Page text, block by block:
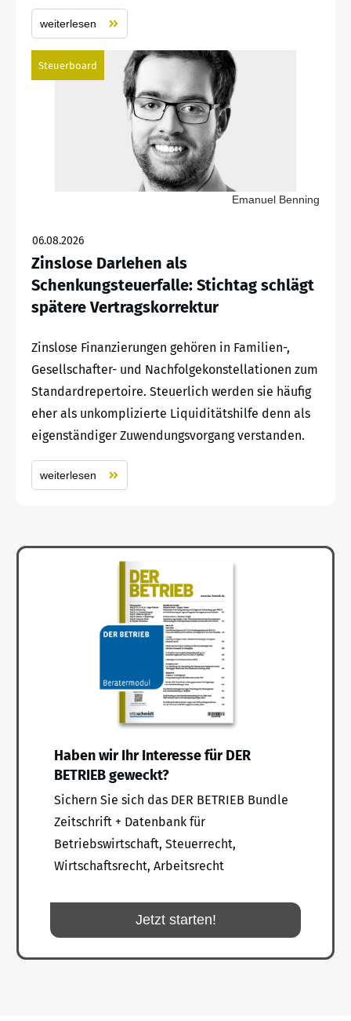
weiterlesen
Steuerboard
Emanuel Benning
06.08.2026
Zinslose Darlehen als
Schenkungsteuerfalle: Stichtag schlägt
spätere Vertragskorrektur
Zinslose Finanzierungen gehören in Familien-,
Gesellschafter- und Nachfolgekonstellationen zum
Standardrepertoire. Steuerlich werden sie häufig
eher als unkomplizierte Liquiditätshilfe denn als
eigenständiger Zuwendungsvorgang verstanden.
weiterlesen
Haben wir Ihr Interesse für DER
BETRIEB geweckt?
Sichern Sie sich das DER BETRIEB Bundle
Zeitschrift + Datenbank für
Betriebswirtschaft, Steuerrecht,
Wirtschaftsrecht, Arbeitsrecht
Jetzt starten!